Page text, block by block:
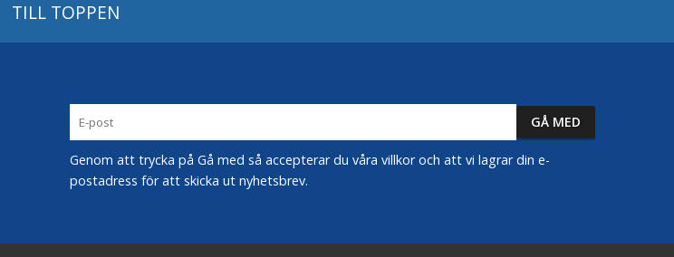
TILL TOPPEN
Genom att trycka på Gå med så accepterar du våra villkor och att vi lagrar din e-
postadress för att skicka ut nyhetsbrev.